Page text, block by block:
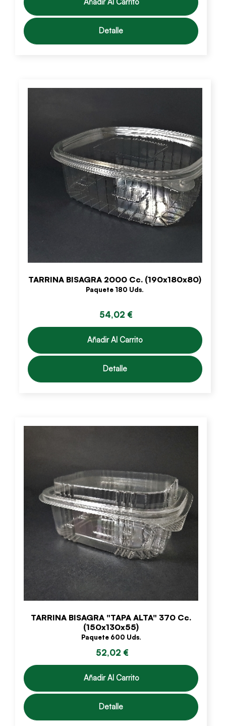
Detalle
TARRINA BISAGRA 2000 Cc. (190x180x80)
Paquete 180 Uds.
54,02 €
Añadir Al Carrito
Detalle
TARRINA BISAGRA "TAPA ALTA" 370 Cc.
(150x130x55)
Paquete 600 Uds.
52,02 €
Añadir Al Carrito
Detalle